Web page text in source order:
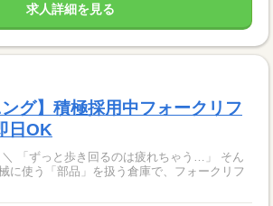
求人詳細を見る
ング】積極採用中フォークリフ
日OK
に使う「部品」を扱う倉庫で、フォークリフ